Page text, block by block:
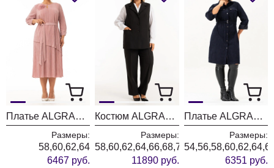
Платье ALGRANDA (Новелла Шарм) 4110-3
Размеры:
58,60,62,64
6467 руб.
Костюм ALGRANDA (Новелла Шарм) 4181
Размеры:
58,60,62,64,66,68,70
11890 руб.
Платье ALGRANDA (Новелла Шарм) 4176
Размеры:
6351 руб.